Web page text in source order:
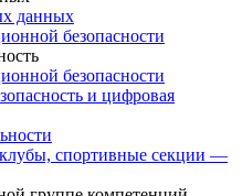
данных
безопасности
безопасности
и цифровая
спортивные секции —